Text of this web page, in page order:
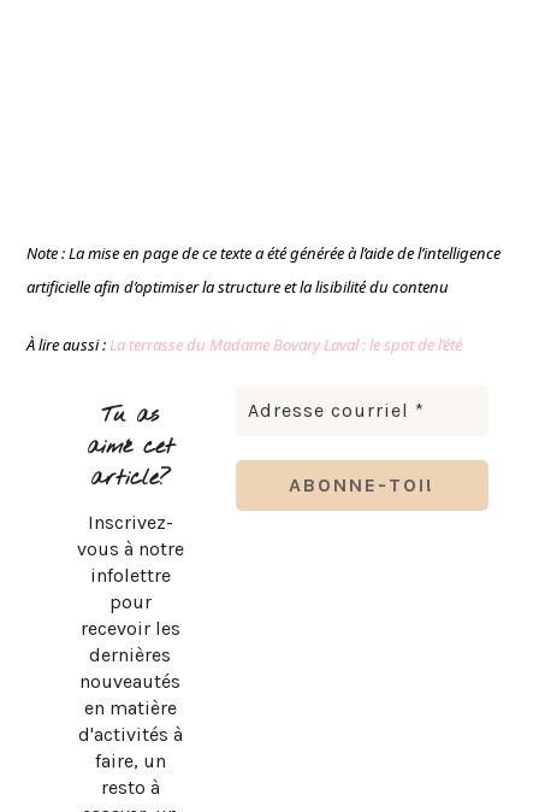
Note : La mise en page de ce texte a été générée à l’aide de l’intelligence
artificielle afin d’optimiser la structure et la lisibilité du contenu
À lire aussi :La terrasse du Madame Bovary Laval : le spot de l’été
Tu as
aimé cet
article?
Inscrivez-
vous à notre
infolettre
pour
recevoir les
dernières
nouveautés
en matière
d'activités à
faire, un
resto à